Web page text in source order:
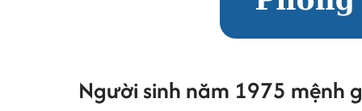
Người sinh năm 1975 mệnh